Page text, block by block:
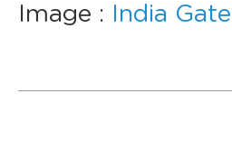
Image : India Gate